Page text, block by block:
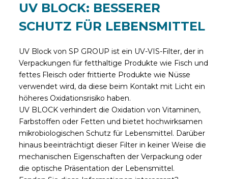
UV BLOCK: BESSERER
SCHUTZ FÜR LEBENSMITTEL
UV Block von SP GROUP ist ein UV-VIS-Filter, der in
Verpackungen für fetthaltige Produkte wie Fisch und
fettes Fleisch oder frittierte Produkte wie Nüsse
verwendet wird, da diese beim Kontakt mit Licht ein
höheres Oxidationsrisiko haben.
UV BLOCK verhindert die Oxidation von Vitaminen,
Farbstoffen oder Fetten und bietet hochwirksamen
mikrobiologischen Schutz für Lebensmittel. Darüber
hinaus beeinträchtigt dieser Filter in keiner Weise die
mechanischen Eigenschaften der Verpackung oder
die optische Präsentation der Lebensmittel.